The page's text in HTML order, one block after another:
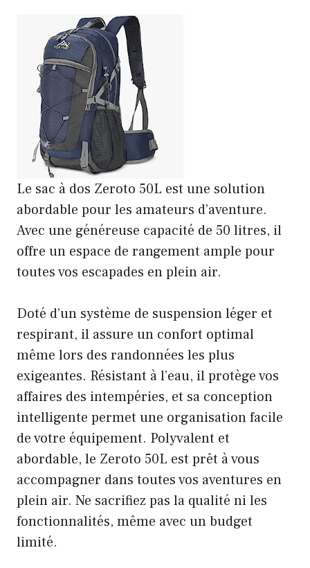
Le sac à dos Zeroto 50L est une solution
abordable pour les amateurs d’aventure.
Avec une généreuse capacité de 50 litres, il
offre un espace de rangement ample pour
toutes vos escapades en plein air.
Doté d’un système de suspension léger et
respirant, il assure un confort optimal
même lors des randonnées les plus
exigeantes. Résistant à l’eau, il protège vos
affaires des intempéries, et sa conception
intelligente permet une organisation facile
de votre équipement. Polyvalent et
abordable, le Zeroto 50L est prêt à vous
accompagner dans toutes vos aventures en
plein air. Ne sacrifiez pas la qualité ni les
fonctionnalités, même avec un budget
limité.